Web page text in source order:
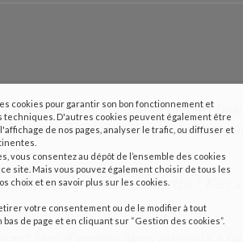
week-end. On a passé un très beau
alors d’y jouer, ce n’est pas
et vive la godinette ! Ken ar
tant d’années alors que cela a fait
cookies pour garantir son bon fonctionnement et
techniques. D'autres cookies peuvent également être
de nos pages, analyser le trafic, ou diffuser et
vous consentez au dépôt de l’ensemble des cookies
site. Mais vous pouvez également choisir de tous les
choix et en savoir plus sur les cookies.
votre consentement ou de le modifier à tout
de page et en cliquant sur “Gestion des cookies”.